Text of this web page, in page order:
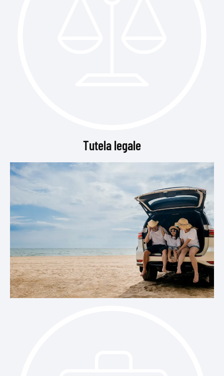
Tutela legale